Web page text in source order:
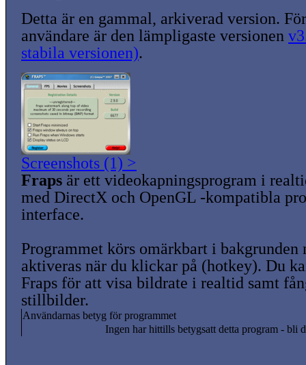
Detta är en gammal, arkiverad version.
användare är den lämpligaste versionen
stabila versionen).
Screenshots (1) >
Fraps är ett videokapningsprogram i
med DirectX och OpenGL -kompatibla
interface.
Programmet körs omärkbart i bakgrunden
aktiveras när du klickar på (hotkey). Du
Fraps för att visa bildrate i realtid samt
stillbilder.
Användarnas betyg för programmet
Ingen har hittills betygsatt detta program - bli